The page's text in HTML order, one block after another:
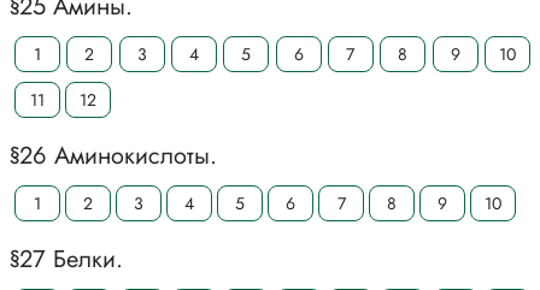
1 2 3 4 5 6 7 8 9
10
11
12
§26 Аминокислоты.
1 2 3 4 5 6 7 8 9 10
§27 Белки.